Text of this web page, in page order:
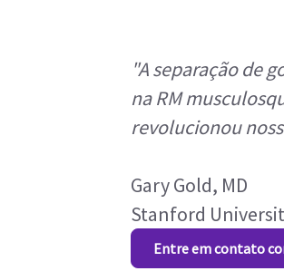
"A separação de
na RM
revolucionou
Gary Gold, MD
Stanford
Entre em contato